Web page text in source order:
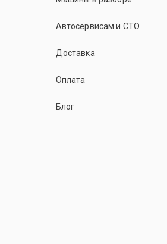
Автосервисам и СТО
Доставка
Оплата
Блог